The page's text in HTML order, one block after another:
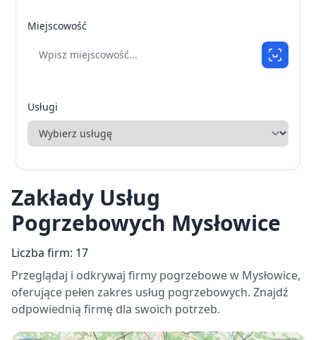
Miejscowość
Usługi
Zakłady Usług
Pogrzebowych Mysłowice
Liczba firm: 17
Przeglądaj i odkrywaj firmy pogrzebowe w Mysłowice,
oferujące pełen zakres usług pogrzebowych. Znajdź
odpowiednią firmę dla swoich potrzeb.